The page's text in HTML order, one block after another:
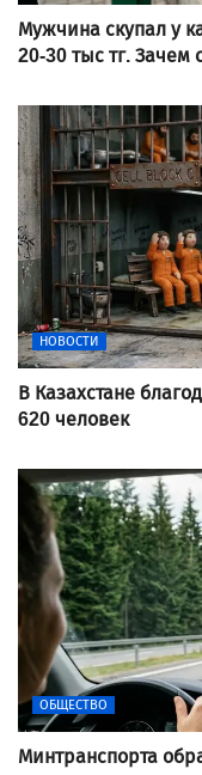
Мужчина скупал у
20-30 тыс тг. Зачем
НОВОСТИ
В Казахстане
620 человек
ОБЩЕСТВО
Минтранспорта